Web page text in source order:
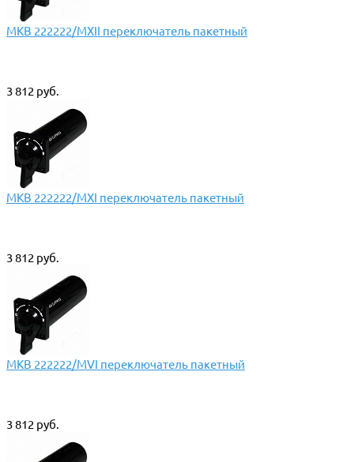
МКВ 222222/МХII переключатель пакетный
3 812 руб.
МКВ 222222/МХI переключатель пакетный
3 812 руб.
МКВ 222222/МVI переключатель пакетный
3 812 руб.